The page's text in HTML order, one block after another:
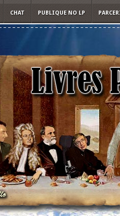
CHAT PUBLIQUE NO LP